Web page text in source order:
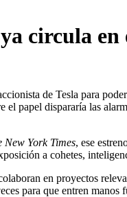
circula en
de Tesla para
papel dispararía las
New York Times, ese
a cohetes,
en proyectos
para que entren